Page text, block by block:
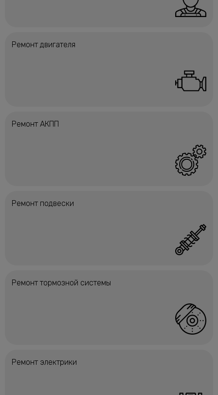
Ремонт двигателя
Ремонт АКПП
Ремонт подвески
Ремонт тормозной системы
Ремонт электрики